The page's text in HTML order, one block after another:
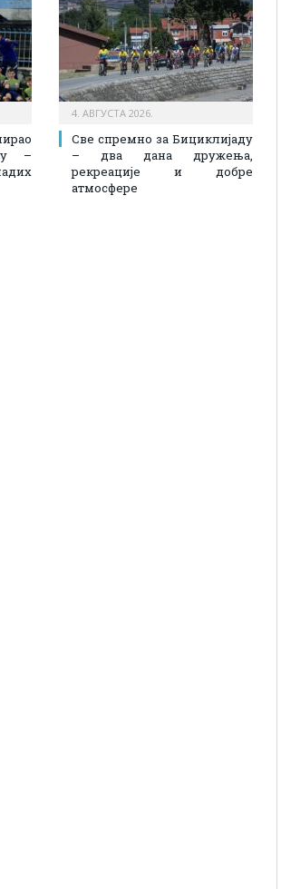
–
4. АВГУСТА 2026.
Све спремно за Бициклијаду
– два дана дружења,
рекреације и добре
атмосфере